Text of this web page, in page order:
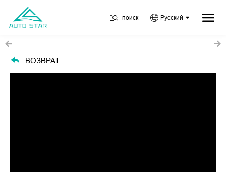
поиск Русский
ВОЗВРАТ